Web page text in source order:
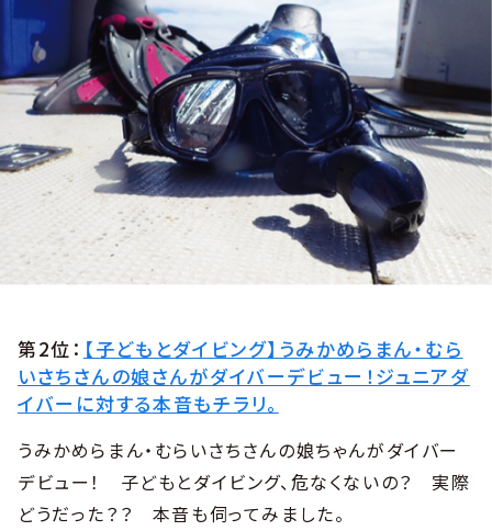
第2位： 【子どもとダイビング】うみかめらまん・むら
いさちさんの娘さんがダイバーデビュー！ジュニアダ
イバーに対する本音もチラリ。
うみかめらまん・むらいさちさんの娘ちゃんがダイバー
デビュー！ 子どもとダイビング、危なくないの？ 実際
どうだった？？ 本音も伺ってみました。